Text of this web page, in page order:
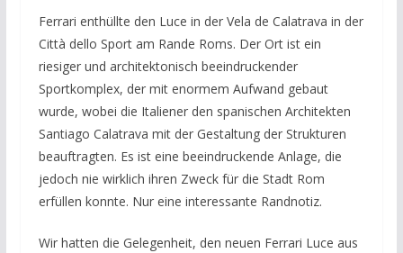
Ferrari enthüllte den Luce in der Vela de Calatrava in der
Città dello Sport am Rande Roms. Der Ort ist ein
riesiger und architektonisch beeindruckender
Sportkomplex, der mit enormem Aufwand gebaut
wurde, wobei die Italiener den spanischen Architekten
Santiago Calatrava mit der Gestaltung der Strukturen
beauftragten. Es ist eine beeindruckende Anlage, die
jedoch nie wirklich ihren Zweck für die Stadt Rom
erfüllen konnte. Nur eine interessante Randnotiz.
Wir hatten die Gelegenheit, den neuen Ferrari Luce aus